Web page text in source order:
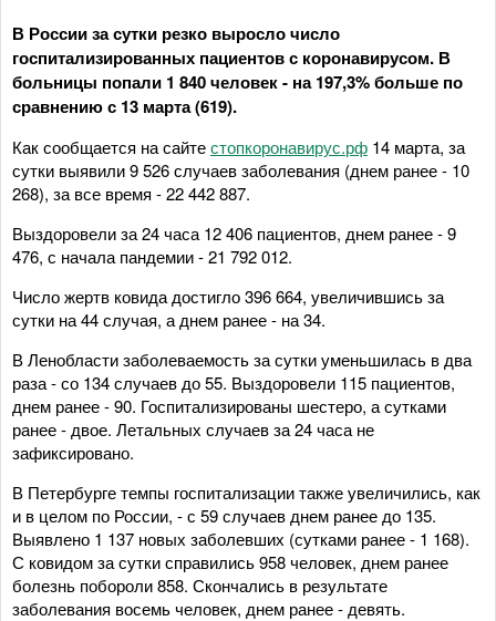
В России за сутки резко выросло число
госпитализированных пациентов с коронавирусом. В
больницы попали 1 840 человек - на 197,3% больше по
сравнению с 13 марта (619).
Как сообщается на сайтестопкоронавирус.рф 14 марта, за
сутки выявили 9 526 случаев заболевания (днем ранее - 10
268), за все время - 22 442 887.
Выздоровели за 24 часа 12 406 пациентов, днем ранее - 9
476, с начала пандемии - 21 792 012.
Число жертв ковида достигло 396 664, увеличившись за
сутки на 44 случая, а днем ранее - на 34.
В Ленобласти заболеваемость за сутки уменьшилась в два
раза - со 134 случаев до 55. Выздоровели 115 пациентов,
днем ранее - 90. Госпитализированы шестеро, а сутками
ранее - двое. Летальных случаев за 24 часа не
зафиксировано.
В Петербурге темпы госпитализации также увеличились, как
и в целом по России, - с 59 случаев днем ранее до 135.
Выявлено 1 137 новых заболевших (сутками ранее - 1 168).
С ковидом за сутки справились 958 человек, днем ранее
болезнь побороли 858. Скончались в результате
заболевания восемь человек, днем ранее - девять.